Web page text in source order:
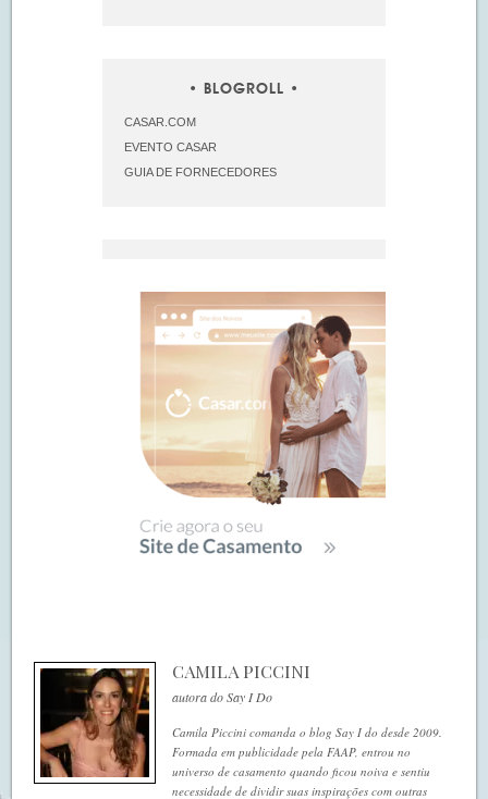
BLOGROLL
CASAR.COM
EVENTO CASAR
GUIA DE FORNECEDORES
CAMILA PICCINI
autora do Say I Do
Camila Piccini comanda o blog Say I do desde 2009.
Formada em publicidade pela FAAP, entrou no
universo de casamento quando ficou noiva e sentiu
necessidade de dividir suas inspirações com outras